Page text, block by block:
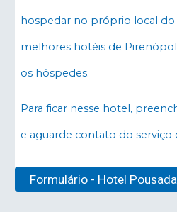
hospedar no próprio local
melhores hotéis de
os hóspedes.
Para ficar nesse hotel,
e aguarde contato do serviço
Formulário - Hotel